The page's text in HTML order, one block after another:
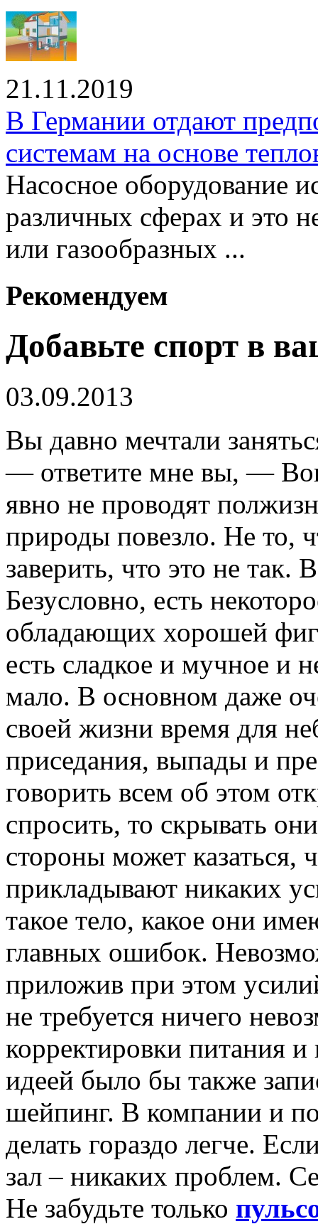
21.11.2019
В Германии отдают
системам на основе
Насосное оборудование
различных сферах и это
или газообразных ...
Рекомендуем
Добавьте спорт в
03.09.2013
Вы давно мечтали
— ответите мне вы, —
явно не проводят
природы повезло. Не то,
заверить, что это не так.
Безусловно, есть
обладающих хорошей
есть сладкое и мучное и
мало. В основном даже
своей жизни время для
приседания, выпады и
говорить всем об этом
спросить, то скрывать
стороны может казаться,
прикладывают никаких
такое тело, какое они
главных ошибок.
приложив при этом
не требуется ничего
корректировки питания
идеей было бы также
шейпинг. В компании и
делать гораздо легче.
зал – никаких проблем.
Не забудьте только